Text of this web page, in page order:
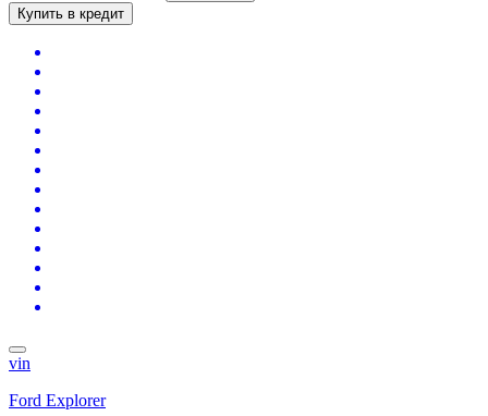
Купить в кредит
vin
Ford Explorer